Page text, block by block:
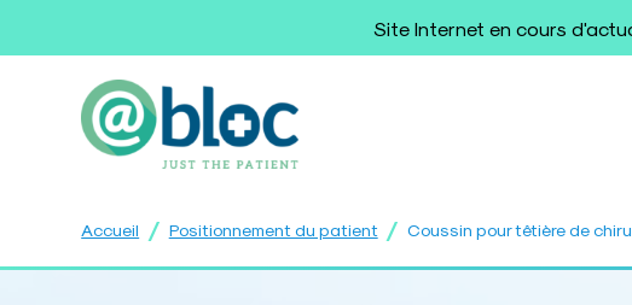
Site Internet en cours
Accueil / Positionnement du patient / Coussin pour têtière de